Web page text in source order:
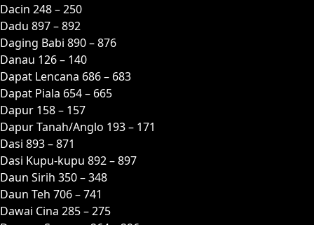
Dacin 248 – 250
Dadu 897 – 892
Daging Babi 890 – 876
Danau 126 – 140
Dapat Lencana 686 – 683
Dapat Piala 654 – 665
Dapur 158 – 157
Dapur Tanah/Anglo 193 – 171
Dasi 893 – 871
Dasi Kupu-kupu 892 – 897
Daun Sirih 350 – 348
Daun Teh 706 – 741
Dawai Cina 285 – 275